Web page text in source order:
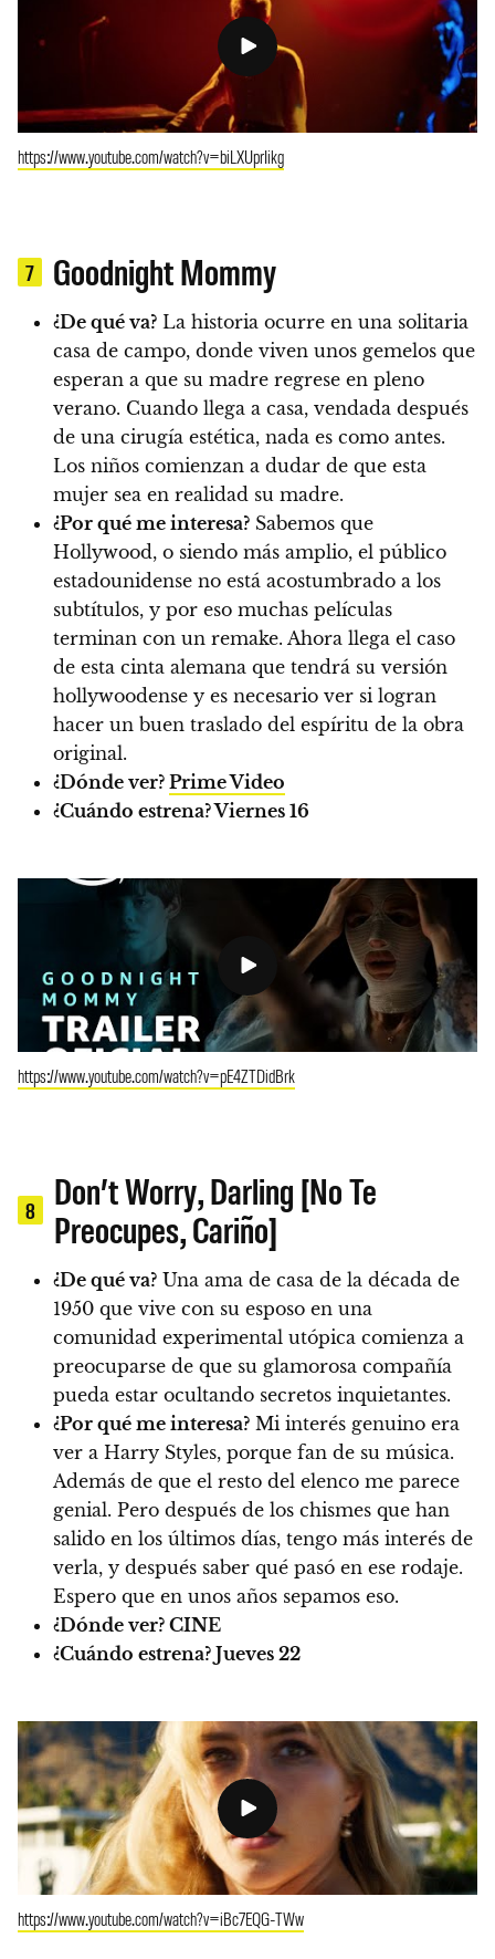
https://www.youtube.com/watch?v=biLXUprIikg
7 Goodnight Mommy
¿De qué va? La historia ocurre en una solitaria
casa de campo, donde viven unos gemelos que
esperan a que su madre regrese en pleno
verano. Cuando llega a casa, vendada después
de una cirugía estética, nada es como antes.
Los niños comienzan a dudar de que esta
mujer sea en realidad su madre.
¿Por qué me interesa? Sabemos que
Hollywood, o siendo más amplio, el público
estadounidense no está acostumbrado a los
subtítulos, y por eso muchas películas
terminan con un remake. Ahora llega el caso
de esta cinta alemana que tendrá su versión
hollywoodense y es necesario ver si logran
hacer un buen traslado del espíritu de la obra
original.
¿Dónde ver? Prime Video
¿Cuándo estrena?Viernes 16
https://www.youtube.com/watch?v=pE4ZTDidBrk
8
Don’t Worry, Darling [No Te
Preocupes, Cariño]
¿De qué va? Una ama de casa de la década de
1950 que vive con su esposo en una
comunidad experimental utópica comienza a
preocuparse de que su glamorosa compañía
pueda estar ocultando secretos inquietantes.
¿Por qué me interesa? Mi interés genuino era
ver a Harry Styles, porque fan de su música.
Además de que el resto del elenco me parece
genial. Pero después de los chismes que han
salido en los últimos días, tengo más interés de
verla, y después saber qué pasó en ese rodaje.
Espero que en unos años sepamos eso.
¿Dónde ver? CINE
¿Cuándo estrena? Jueves 22
https://www.youtube.com/watch?v=iBc7EQG-TWw